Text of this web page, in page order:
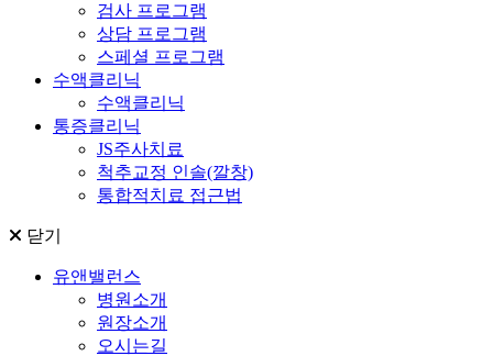
검사 프로그램
상담 프로그램
스페셜 프로그램
수액클리닉
수액클리닉
통증클리닉
JS주사치료
척추교정 인솔(깔창)
통합적치료 접근법
닫기
유앤밸런스
병원소개
원장소개
오시는길